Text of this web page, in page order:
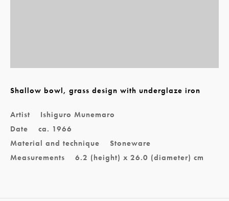
Shallow bowl, grass design with underglaze iron
Artist
Ishiguro Munemaro
Date
ca. 1966
Material and technique
Stoneware
Measurements
6.2 (height) x 26.0 (diameter) cm